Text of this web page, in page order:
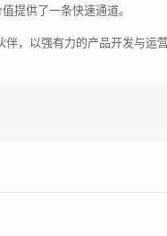
提供了一条快速通道。
，以强有力的产品开发与运